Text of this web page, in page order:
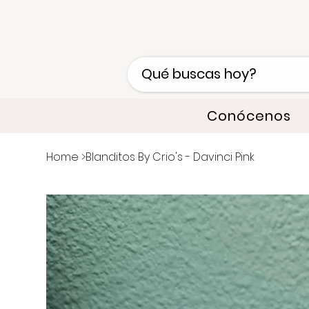
Conócenos
Home >Blanditos By Crio's - Davinci Pink